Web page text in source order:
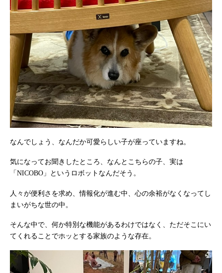
なんでしょう、なんだか可愛らしい子が座っていますね。
気になってお聞きしたところ、なんとこちらの子、実は
「NICOBO」というロボットなんだそう。
人々が便利さを求め、情報化が進む中、心の余裕がなくなってし
まいがちな世の中。
そんな中で、何か特別な機能があるわけではなく、ただそこにい
てくれることでホッとする家族のような存在。